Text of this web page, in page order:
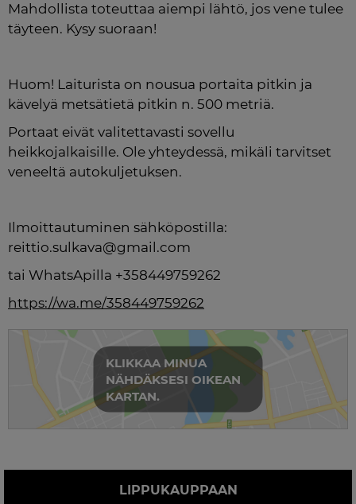
Mahdollista toteuttaa aiempi lähtö, jos vene tulee
täyteen. Kysy suoraan!
Huom! Laiturista on nousua portaita pitkin ja
kävelyä metsätietä pitkin n. 500 metriä.
Portaat eivät valitettavasti sovellu
heikkojalkaisille. Ole yhteydessä, mikäli tarvitset
veneeltä autokuljetuksen.
Ilmoittautuminen sähköpostilla:
reittio.sulkava@gmail.com
tai WhatsApilla +358449759262
https://wa.me/358449759262
KLIKKAA MINUA
NÄHDÄKSESI OIKEAN
KARTAN.
LIPPUKAUPPAAN